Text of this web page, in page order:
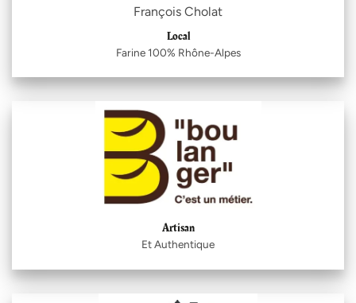
Local
Farine 100% Rhône-Alpes
Artisan
Et Authentique